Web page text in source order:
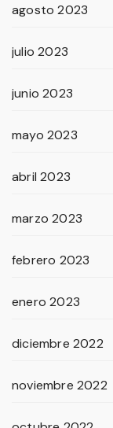
agosto 2023
julio 2023
junio 2023
mayo 2023
abril 2023
marzo 2023
febrero 2023
enero 2023
diciembre 2022
noviembre 2022